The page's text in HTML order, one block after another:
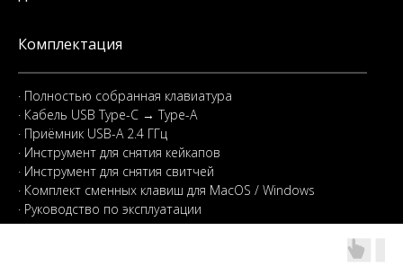
Комплектация
· Полностью собранная клавиатура
· Кабель USB Type-C → Type-A
· Приёмник USB-A 2.4 ГГц
· Инструмент для снятия кейкапов
· Инструмент для снятия свитчей
· Комплект сменных клавиш для MacOS / Windows
· Руководство по эксплуатации